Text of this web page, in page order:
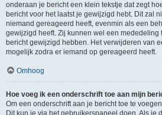
onderaan je bericht een klein tekstje dat zegt
bericht voor het laatst je gewijzigd hebt. Dit zal
niemand gereageerd heeft, evenmin als een
gewijzigd heeft. Zij kunnen wel een mededeling
bericht gewijzigd hebben. Het verwijderen van
mogelijk zodra er iemand op gereageerd heeft.
Omhoog
Hoe voeg ik een onderschrift toe aan mijn
Om een onderschrift aan je bericht toe te
Dit kun je via het gebruikerspaneel doen. Als je